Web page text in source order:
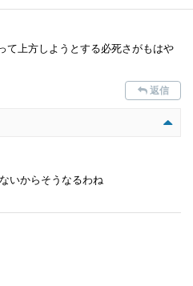
て上方しようとする必死さがもはや
返信
いからそうなるわね